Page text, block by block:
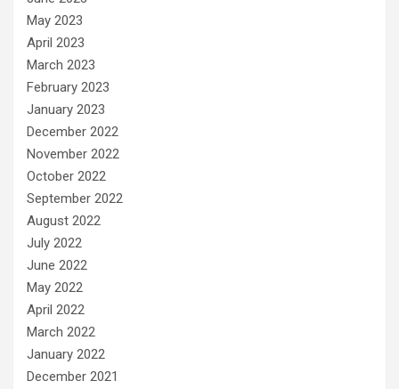
May 2023
April 2023
March 2023
February 2023
January 2023
December 2022
November 2022
October 2022
September 2022
August 2022
July 2022
June 2022
May 2022
April 2022
March 2022
January 2022
December 2021